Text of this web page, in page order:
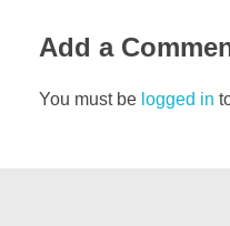
Add a
You must be logged in